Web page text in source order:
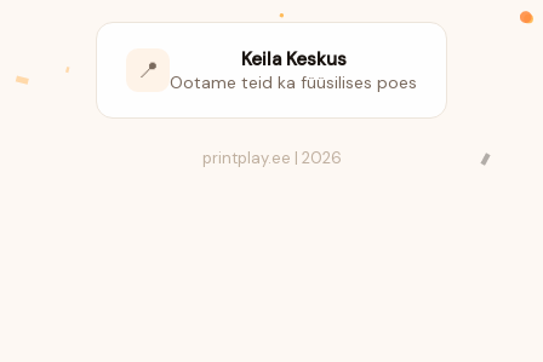
📍 Keila Keskus
Ootame teid ka füüsilises poes
printplay.ee | 2026